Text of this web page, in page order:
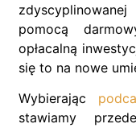
pomocą
opłacalną
się to na nowe
Wybierając
stawiamy